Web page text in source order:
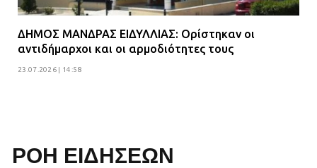
ΔΗΜΟΣ ΜΑΝΔΡΑΣ ΕΙΔΥΛΛΙΑΣ: Ορίστηκαν οι
αντιδήμαρχοι και οι αρμοδιότητες τους
23.07.2026 | 14:58
ΡΟΗ ΕΙΔΗΣΕΩΝ